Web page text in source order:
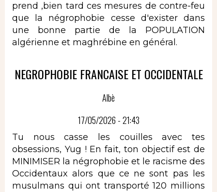
prend ,bien tard ces mesures de contre-feu
que la négrophobie cesse d'exister dans
une bonne partie de la POPULATION
algérienne et maghrébine en général.
NEGROPHOBIE FRANCAISE ET OCCIDENTALE
Albè
17/05/2026 - 21:43
Tu nous casse les couilles avec tes
obsessions, Yug ! En fait, ton objectif est de
MINIMISER la négrophobie et le racisme des
Occidentaux alors que ce ne sont pas les
musulmans qui ont transporté 120 millions